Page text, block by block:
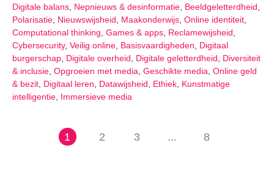
Digitale balans, Nepnieuws & desinformatie, Beeldgeletterdheid,
Polarisatie, Nieuwswijsheid, Maakonderwijs, Online identiteit,
Computational thinking, Games & apps, Reclamewijsheid,
Cybersecurity, Veilig online, Basisvaardigheden, Digitaal
burgerschap, Digitale overheid, Digitale geletterdheid, Diversiteit
& inclusie, Opgroeien met media, Geschikte media, Online geld
& bezit, Digitaal leren, Datawijsheid, Ethiek, Kunstmatige
intelligentie, Immersieve media
1 2 3 ... 8